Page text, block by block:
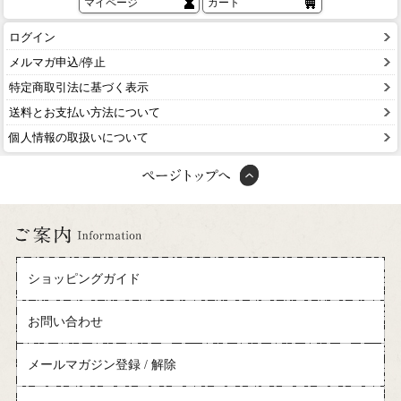
マイページ カート
ログイン
メルマガ申込/停止
特定商取引法に基づく表示
送料とお支払い方法について
個人情報の取扱いについて
ショッピングガイド
お問い合わせ
メールマガジン登録 / 解除